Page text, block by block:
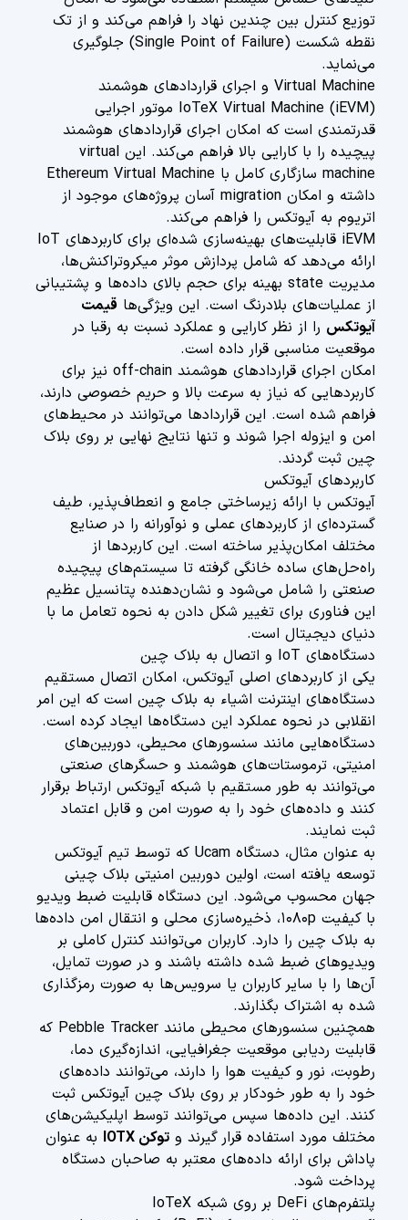
توزیع کنترل بین چندین نهاد را فراهم می‌کند و از تک
نقطه شکست (Single Point of Failure) جلوگیری
می‌نماید.
Virtual Machine و اجرای قراردادهای هوشمند
IoTeX Virtual Machine (iEVM) موتور اجرایی
قدرتمندی است که امکان اجرای قراردادهای هوشمند
پیچیده را با کارایی بالا فراهم می‌کند. این virtual
machine سازگاری کامل با Ethereum Virtual Machine
داشته و امکان migration آسان پروژه‌های موجود از
اتریوم به آیوتکس را فراهم می‌کند.
iEVM قابلیت‌های بهینه‌سازی شده‌ای برای کاربردهای IoT
ارائه می‌دهد که شامل پردازش موثر میکروتراکنش‌ها،
مدیریت state بهینه برای حجم بالای داده‌ها و پشتیبانی
از عملیات‌های بلادرنگ است. این ویژگی‌ها قیمت
آیوتکس را از نظر کارایی و عملکرد نسبت به رقبا در
موقعیت مناسبی قرار داده است.
امکان اجرای قراردادهای هوشمند off-chain نیز برای
کاربردهایی که نیاز به سرعت بالا و حریم خصوصی دارند،
فراهم شده است. این قراردادها می‌توانند در محیط‌های
امن و ایزوله اجرا شوند و تنها نتایج نهایی بر روی بلاک
چین ثبت گردند.
کاربردهای آیوتکس
آیوتکس با ارائه زیرساختی جامع و انعطاف‌پذیر، طیف
گسترده‌ای از کاربردهای عملی و نوآورانه را در صنایع
مختلف امکان‌پذیر ساخته است. این کاربردها از
راه‌حل‌های ساده خانگی گرفته تا سیستم‌های پیچیده
صنعتی را شامل می‌شود و نشان‌دهنده پتانسیل عظیم
این فناوری برای تغییر شکل دادن به نحوه تعامل ما با
دنیای دیجیتال است.
دستگاه‌های IoT و اتصال به بلاک چین
یکی از کاربردهای اصلی آیوتکس، امکان اتصال مستقیم
دستگاه‌های اینترنت اشیاء به بلاک چین است که این امر
انقلابی در نحوه عملکرد این دستگاه‌ها ایجاد کرده است.
دستگاه‌هایی مانند سنسورهای محیطی، دوربین‌های
امنیتی، ترموستات‌های هوشمند و حسگرهای صنعتی
می‌توانند به طور مستقیم با شبکه آیوتکس ارتباط برقرار
کنند و داده‌های خود را به صورت امن و قابل اعتماد
ثبت نمایند.
به عنوان مثال، دستگاه Ucam که توسط تیم آیوتکس
توسعه یافته است، اولین دوربین امنیتی بلاک چینی
جهان محسوب می‌شود. این دستگاه قابلیت ضبط ویدیو
با کیفیت ۱۰۸۰p، ذخیره‌سازی محلی و انتقال امن داده‌ها
به بلاک چین را دارد. کاربران می‌توانند کنترل کاملی بر
ویدیوهای ضبط شده داشته باشند و در صورت تمایل،
آن‌ها را با سایر کاربران یا سرویس‌ها به صورت رمزگذاری
شده به اشتراک بگذارند.
همچنین سنسورهای محیطی مانند Pebble Tracker که
قابلیت ردیابی موقعیت جغرافیایی، اندازه‌گیری دما،
رطوبت، نور و کیفیت هوا را دارند، می‌توانند داده‌های
خود را به طور خودکار بر روی بلاک چین آیوتکس ثبت
کنند. این داده‌ها سپس می‌توانند توسط اپلیکیشن‌های
مختلف مورد استفاده قرار گیرند و توکن IOTX
به عنوان
پاداش برای ارائه داده‌های معتبر به صاحبان دستگاه
پرداخت شود.
پلتفرم‌های DeFi بر روی شبکه IoTeX